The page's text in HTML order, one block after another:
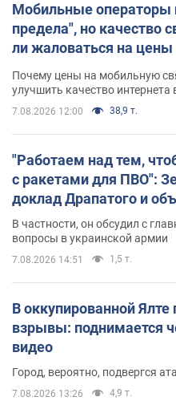
Мобильные операторы
предела", но качество
ли жаловаться на цены
Почему цены на мобильную
улучшить качество интернета
7.08.2026 12:00 38,9 т.
"Работаем над тем,
с ракетами для ПВО":
доклад Драпатого и
В частности, он обсудил с
вопросы в украинской армии
7.08.2026 14:51 1,5 т.
В оккупированной
взрывы: поднимается
видео
Город, вероятно, подвергся
7.08.2026 13:26 4,9 т.